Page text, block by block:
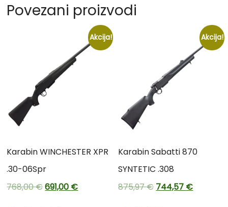
Povezani proizvodi
Akcija!
Karabin WINCHESTER XPR
.30-06Spr
768,00€691,00 €
Akcija!
Karabin Sabatti 870
SYNTETIC .308
875,97€744,57 €